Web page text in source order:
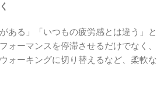
がある」「いつもの疲労感とは違う
ォーマンスを停滞させるだけでなく
ォーキングに切り替えるなど、柔軟